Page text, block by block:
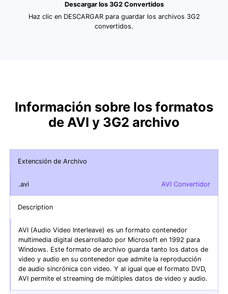
Descargar los 3G2 Convertidos
Haz clic en DESCARGAR para guardar los archivos 3G2
convertidos.
Información sobre los formatos
de AVI y 3G2 archivo
Extencsión de Archivo
.avi AVI Convertidor
Description
AVI (Audio Video Interleave) es un formato contenedor
multimedia digital desarrollado por Microsoft en 1992 para
Windows. Este formato de archivo guarda tanto los datos de
video y audio en su contenedor que admite la reproducción
de audio sincrónica con video. Y al igual que el formato DVD,
AVI permite el streaming de múltiples datos de video y audio.